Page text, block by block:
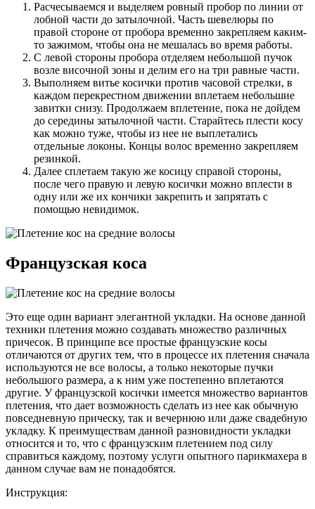
Расчесываемся и выделяем ровный пробор по линии от
лобной части до затылочной. Часть шевелюры по
правой стороне от пробора временно закрепляем каким-
то зажимом, чтобы она не мешалась во время работы.
С левой стороны пробора отделяем небольшой пучок
возле височной зоны и делим его на три равные части.
Выполняем витье косички против часовой стрелки, в
каждом перекрестном движении вплетаем небольшие
завитки снизу. Продолжаем вплетение, пока не дойдем
до середины затылочной части. Старайтесь плести косу
как можно туже, чтобы из нее не выплетались
отдельные локоны. Концы волос временно закрепляем
резинкой.
Далее сплетаем такую же косицу справой стороны,
после чего правую и левую косички можно вплести в
одну или же их кончики закрепить и запрятать с
помощью невидимок.
Французская коса
Это еще один вариант элегантной укладки. На основе данной
техники плетения можно создавать множество различных
причесок. В принципе все простые французские косы
отличаются от других тем, что в процессе их плетения сначала
используются не все волосы, а только некоторые пучки
небольшого размера, а к ним уже постепенно вплетаются
другие. У французской косички имеется множество вариантов
плетения, что дает возможность сделать из нее как обычную
повседневную прическу, так и вечернюю или даже свадебную
укладку. К преимуществам данной разновидности укладки
относится и то, что с французским плетением под силу
справиться каждому, поэтому услуги опытного парикмахера в
данном случае вам не понадобятся.
Инструкция: